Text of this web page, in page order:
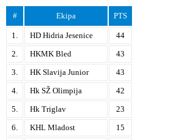
# Ekipa PTS
1. HD Hidria Jesenice
44
2.
HKMK Bled
43
3.
HK Slavija Junior
43
4.
Hk SŽ Olimpija
42
5.
Hk Triglav
23
6.
KHL Mladost
15